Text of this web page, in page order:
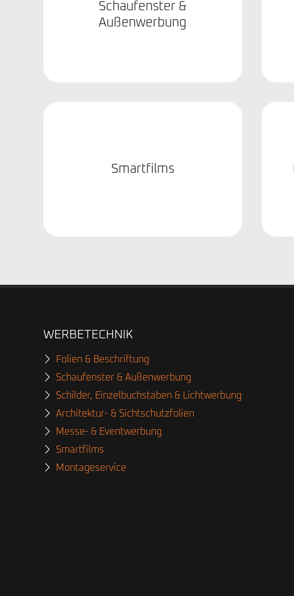
Schaufenster &
Außenwerbung
Smartfilms
WERBETECHNIK
Folien & Beschriftung
Schaufenster & Außenwerbung
Schilder, Einzelbuchstaben & Lichtwerbung
Architektur- & Sichtschutzfolien
Messe- & Eventwerbung
Smartfilms
Montageservice